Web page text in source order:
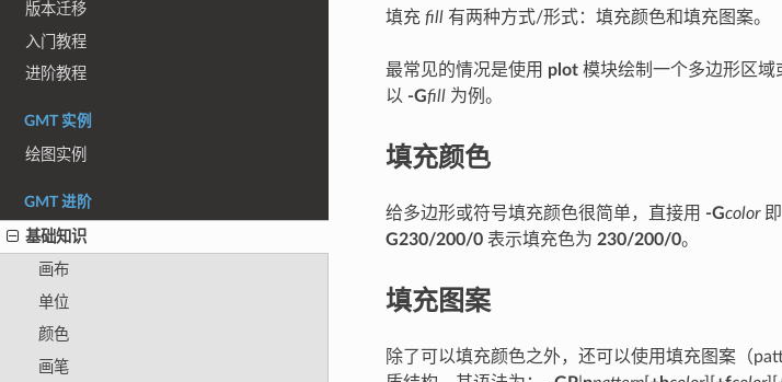
版本迁移
入门教程
进阶教程
GMT 实例
绘图实例
GMT 进阶
基础知识
画布
单位
颜色
画笔
填充 fill有两种方式/形式：填充颜色和填充图案。
最常见的情况是使用 plot模块绘制一个多边形区域
以 -Gfill为例。
填充颜色
给多边形或符号填充颜色很简单，直接用 -Gcolor即
G230/200/0表示填充色为 230/200/0。
填充图案
除了可以填充颜色之外，还可以使用填充图案（